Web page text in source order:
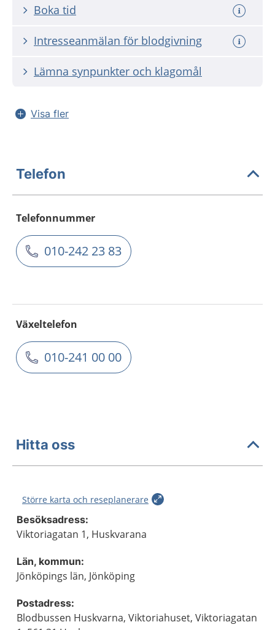
Boka tid
Intresseanmälan för blodgivning
Lämna synpunkter och klagomål
Visa fler
Telefon
Telefonnummer
010-242 23 83
Växeltelefon
010-241 00 00
Hitta oss
Större karta och reseplanerare
Besöksadress:
Viktoriagatan 1, Huskvarana
Län, kommun:
Jönköpings län, Jönköping
Postadress:
Blodbussen Huskvarna, Viktoriahuset, Viktoriagatan